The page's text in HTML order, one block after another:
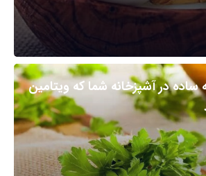
ساده در آشپزخانه شما که ویتامین